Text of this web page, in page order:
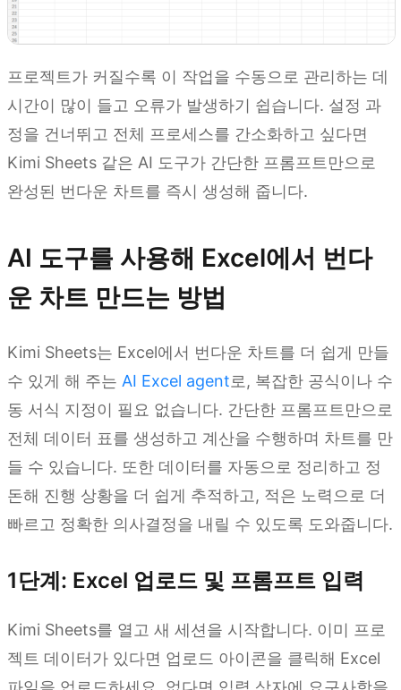
프로젝트가 커질수록 이 작업을 수동으로 관리하는 데
시간이 많이 들고 오류가 발생하기 쉽습니다. 설정 과
정을 건너뛰고 전체 프로세스를 간소화하고 싶다면
Kimi Sheets 같은 AI 도구가 간단한 프롬프트만으로
완성된 번다운 차트를 즉시 생성해 줍니다.
AI 도구를 사용해 Excel에서 번다
운 차트 만드는 방법
Kimi Sheets는 Excel에서 번다운 차트를 더 쉽게 만들
수 있게 해 주는 AI Excel agent로, 복잡한 공식이나 수
동 서식 지정이 필요 없습니다. 간단한 프롬프트만으로
전체 데이터 표를 생성하고 계산을 수행하며 차트를 만
들 수 있습니다. 또한 데이터를 자동으로 정리하고 정
돈해 진행 상황을 더 쉽게 추적하고, 적은 노력으로 더
빠르고 정확한 의사결정을 내릴 수 있도록 도와줍니다.
1단계: Excel 업로드 및 프롬프트 입력
Kimi Sheets를 열고 새 세션을 시작합니다. 이미 프로
젝트 데이터가 있다면 업로드 아이콘을 클릭해 Excel